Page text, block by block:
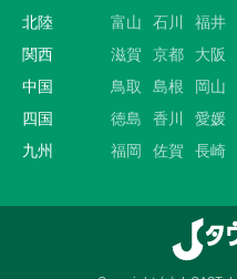
北陸
富山 石川
福井
関西
滋賀 京都 大阪
中国
鳥取 島根 岡山
四国
徳島 香川 愛媛
九州
福岡 佐賀 長崎